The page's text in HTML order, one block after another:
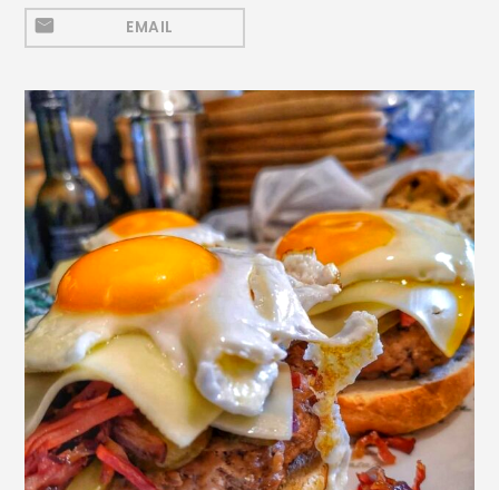
Băuturi
Băuturi reci
Cocktail-uri
Smoothies
Ceva Dulce
Biscuiți, Bomboane și
Fursecuri
Brioșe și Checuri
Budinci, Jeleuri și Sufleuri
Cheesecake
Cozonaci
EMAIL